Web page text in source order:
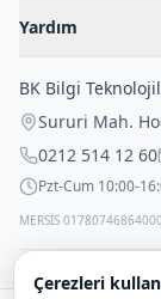
İç Giyim Rehberi
Fantazi İç Giyim
Çocuk İç Giyim
Outlet Fırsatları
Yardım
İade Politikası
Gizli Paketleme
BK Bilgi
Sururi Mah.
0212 514 12 60
Pzt-Cum 10:00-
MERSİS
Çerezleri